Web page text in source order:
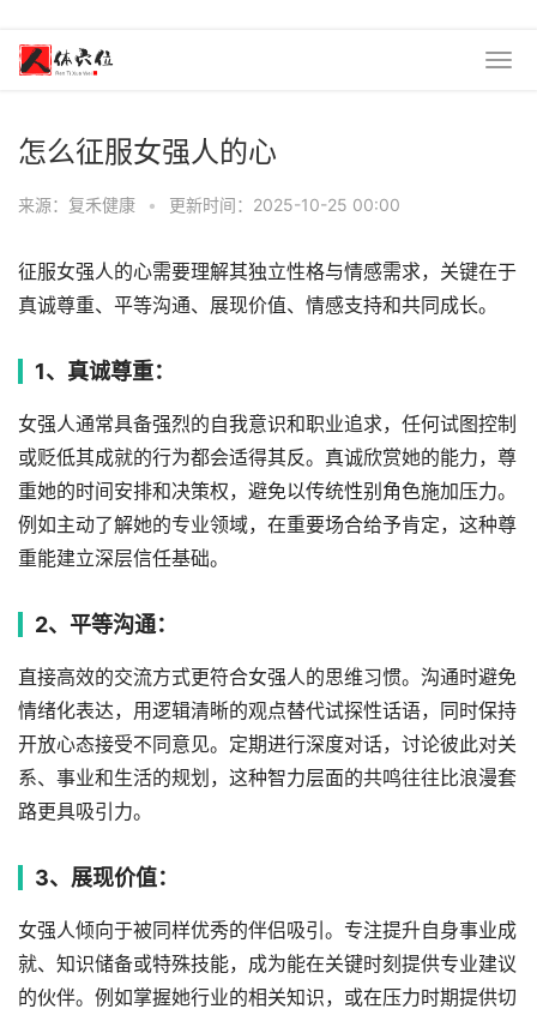
怎么征服女强人的心
来源：复禾健康 • 更新时间：2025-10-25 00:00
征服女强人的心需要理解其独立性格与情感需求，关键在于
真诚尊重、平等沟通、展现价值、情感支持和共同成长。
1、真诚尊重：
女强人通常具备强烈的自我意识和职业追求，任何试图控制
或贬低其成就的行为都会适得其反。真诚欣赏她的能力，尊
重她的时间安排和决策权，避免以传统性别角色施加压力。
例如主动了解她的专业领域，在重要场合给予肯定，这种尊
重能建立深层信任基础。
2、平等沟通：
直接高效的交流方式更符合女强人的思维习惯。沟通时避免
情绪化表达，用逻辑清晰的观点替代试探性话语，同时保持
开放心态接受不同意见。定期进行深度对话，讨论彼此对关
系、事业和生活的规划，这种智力层面的共鸣往往比浪漫套
路更具吸引力。
3、展现价值：
女强人倾向于被同样优秀的伴侣吸引。专注提升自身事业成
就、知识储备或特殊技能，成为能在关键时刻提供专业建议
的伙伴。例如掌握她行业的相关知识，或在压力时期提供切